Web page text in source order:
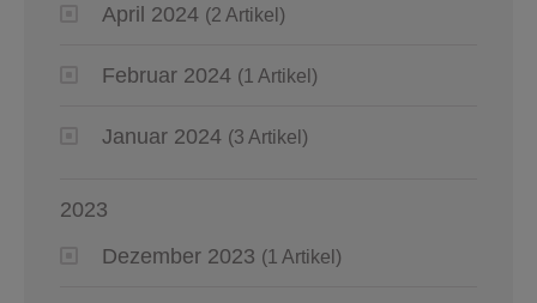
April 2024 (2 Artikel)
Februar 2024 (1 Artikel)
Januar 2024 (3 Artikel)
2023
Dezember 2023 (1 Artikel)